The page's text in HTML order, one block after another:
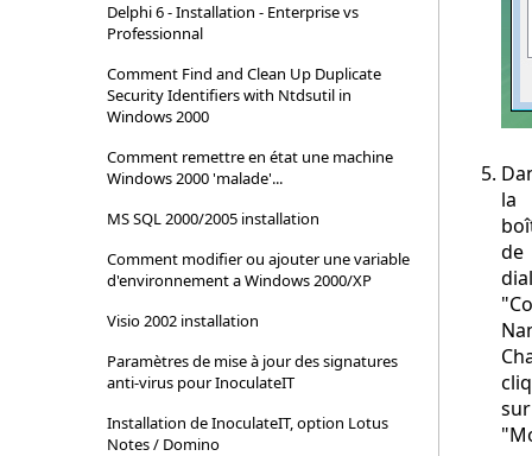
Delphi 6 - Installation - Enterprise vs
Professionnal
Comment Find and Clean Up Duplicate
Security Identifiers with Ntdsutil in
Windows 2000
Comment remettre en état une machine
Windows 2000 'malade'...
MS SQL 2000/2005 installation
Comment modifier ou ajouter une variable
d'environnement a Windows 2000/XP
Visio 2002 installation
Paramètres de mise à jour des signatures
anti-virus pour InoculateIT
Installation de InoculateIT, option Lotus
Notes / Domino
la
de
sur